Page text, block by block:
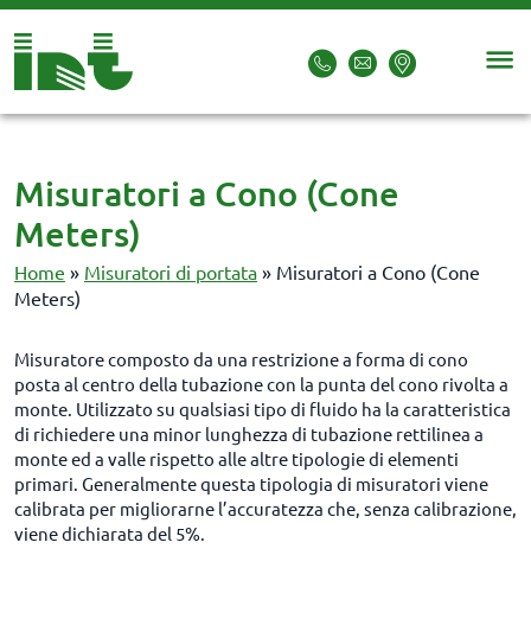
Misuratori a Cono (Cone
Meters)
Home » Misuratori di portata » Misuratori a Cono (Cone
Meters)
Misuratore composto da una restrizione a forma di cono
posta al centro della tubazione con la punta del cono rivolta a
monte. Utilizzato su qualsiasi tipo di fluido ha la caratteristica
di richiedere una minor lunghezza di tubazione rettilinea a
monte ed a valle rispetto alle altre tipologie di elementi
primari. Generalmente questa tipologia di misuratori viene
calibrata per migliorarne l’accuratezza che, senza calibrazione,
viene dichiarata del 5%.